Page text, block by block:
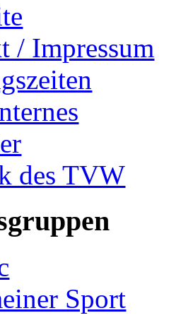
/ Impressum
des TVW
Sport